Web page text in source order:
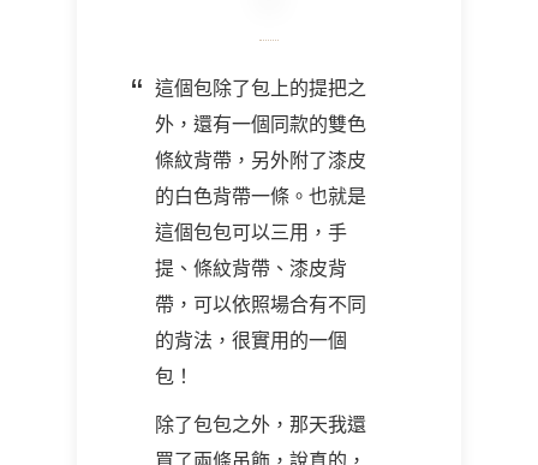
這個包除了包上的提把之
外，還有一個同款的雙色
條紋背帶，另外附了漆皮
的白色背帶一條。也就是
這個包包可以三用，手
提、條紋背帶、漆皮背
帶，可以依照場合有不同
的背法，很實用的一個
包！
除了包包之外，那天我還
買了兩條吊飾，說真的，